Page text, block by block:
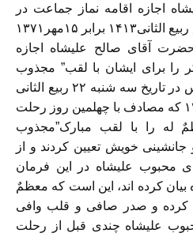
اجازه اقامه نماز جماعت در
مجلس فقری و سپس در نهم ربیع الثانی۱۴۱۳ برابر ۱۵مهر۱۳۷۱
آقای صالح علیشاه اجازه
را برای ایشان با لقب” مجذوب
علی” مرفوم فرمودند و سپس در تاریخ سه شنبه ۲۲ ربیع الثانی
سال ۱۴۱۳ برابر ۲۸ مهر ۱۳۷۱ که مصادف با چهلمین روز رحلت
له را با لقب مبارک”مجذوب
خویش تعیین کردند و از
محبوب علیشاه در این فرمان
کرده اند، این است که معظمٌ
کرده و صدر صافی و قلب وافی
علیشاه چندی قبل از رحلت